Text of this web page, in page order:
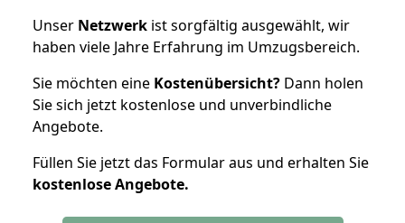
Unser Netzwerk ist sorgfältig ausgewählt, wir
haben viele Jahre Erfahrung im Umzugsbereich.
Sie möchten eine Kostenübersicht? Dann holen
Sie sich jetzt kostenlose und unverbindliche
Angebote.
Füllen Sie jetzt das Formular aus und erhalten Sie
kostenloseAngebote.